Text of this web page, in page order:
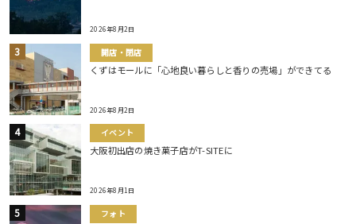
2026年8月2日
開店・閉店
くずはモールに「心地良い暮らしと香りの売場」ができてる
2026年8月2日
イベント
大阪初出店の焼き菓子店がT-SITEに
2026年8月1日
フォト